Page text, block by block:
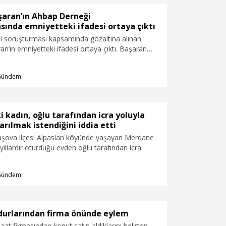
Ahbap Derneği
emniyetteki ifadesi ortaya çıktı
kapsamında gözaltına alınan
emniyetteki ifadesi ortaya çıktı. Başaran
298 milyon 985 bin 908 lira bedelle satış
oyalamaya başladı ve ödemeleri yapmadı. Bu
kendisiyle iletişim kurmaya çalıştım fakat
başladı. " dedi.
kadın, oğlu tarafından icra yoluyla
istendiğini iddia etti
ilçesi Alpaslan köyünde yaşayan Merdane
oturduğu evden oğlu tarafından icra
firma önünde eylem